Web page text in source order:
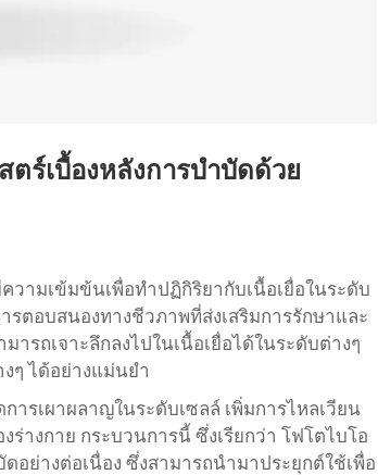
ตร์เบื้องหลังการบำบัดด้วย
ามเข้มข้นเพื่อทำปฏิกิริยากับเนื้อเยื่อในระดับ
ตอบสนองทางชีวภาพที่ส่งเสริมการรักษาและ
รถเจาะลึกลงไปในเนื้อเยื่อได้ในระดับต่างๆ
ๆ ได้อย่างแม่นยำ
ารเผาผลาญในระดับเซลล์ เพิ่มการไหลเวียน
ร่างกาย กระบวนการนี้ ซึ่งเรียกว่า โฟโตไบโอ
อย่างต่อเนื่อง ซึ่งสามารถนำมาประยุกต์ใช้เพื่อ